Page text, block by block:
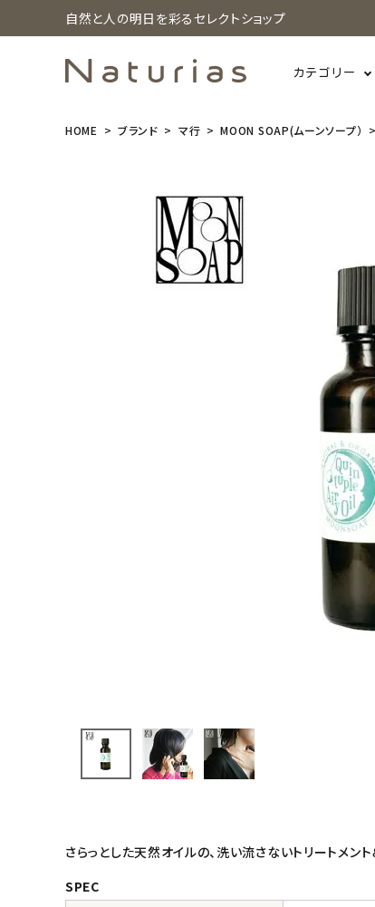
自然と人の明日を彩るセレクトショップ
カテゴリー
日用品雑貨
HOME ブランド マ行 MOON SOAP(ムーンソープ）
さらっとした天然オイルの、洗い流さないトリートメント
SPEC